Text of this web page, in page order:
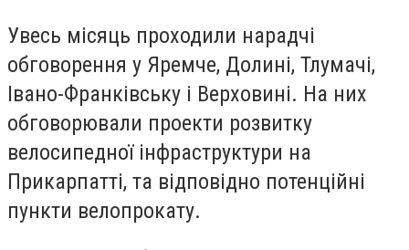
Увесь місяць проходили нарадчі
обговорення у Яремче, Долині, Тлумачі,
Івано-Франківську і Верховині. На них
обговорювали проекти розвитку
велосипедної інфраструктури на
Прикарпатті, та відповідно потенційні
пункти велопрокату.